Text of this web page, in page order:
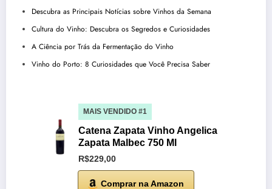
Descubra as Principais Notícias sobre Vinhos da Semana
Cultura do Vinho: Descubra os Segredos e Curiosidades
A Ciência por Trás da Fermentação do Vinho
Vinho do Porto: 8 Curiosidades que Você Precisa Saber
MAIS VENDIDO #1
Catena Zapata Vinho Angelica
Zapata Malbec 750 Ml
R$229,00
Comprar na Amazon